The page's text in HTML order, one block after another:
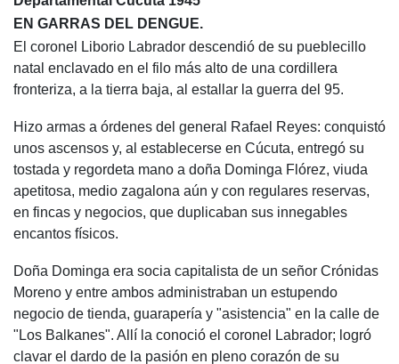
EN GARRAS DEL DENGUE.
El coronel Liborio Labrador descendió de su pueblecillo
natal enclavado en el filo más alto de una cordillera
fronteriza, a la tierra baja, al estallar la guerra del 95.
Hizo armas a órdenes del general Rafael Reyes: conquistó
unos ascensos y, al establecerse en Cúcuta, entregó su
tostada y regordeta mano a doña Dominga Flórez, viuda
apetitosa, medio zagalona aún y con regulares reservas,
en fincas y negocios, que duplicaban sus innegables
encantos físicos.
Doña Dominga era socia capitalista de un señor Crónidas
Moreno y entre ambos administraban un estupendo
negocio de tienda, guarapería y "asistencia" en la calle de
"Los Balkanes". Allí la conoció el coronel Labrador; logró
clavar el dardo de la pasión en pleno corazón de su